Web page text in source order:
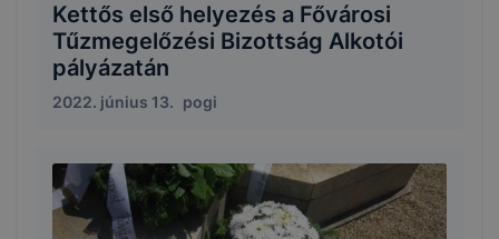
Kettős első helyezés a Fővárosi
Tűzmegelőzési Bizottság Alkotói
pályázatán
2022. június 13. pogi